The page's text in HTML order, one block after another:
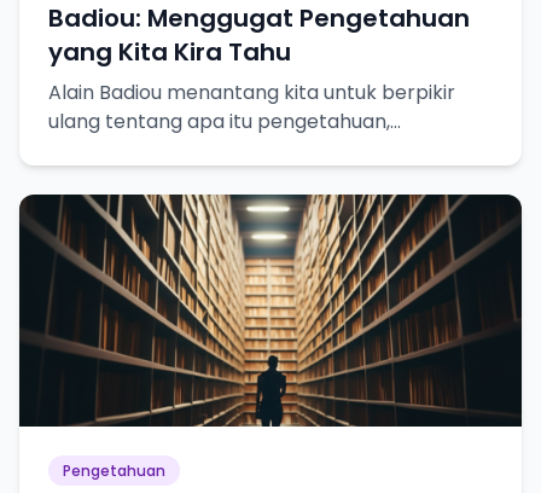
Badiou: Menggugat Pengetahuan
yang Kita Kira Tahu
Alain Badiou menantang kita untuk berpikir
ulang tentang apa itu pengetahuan,
Pengetahuan